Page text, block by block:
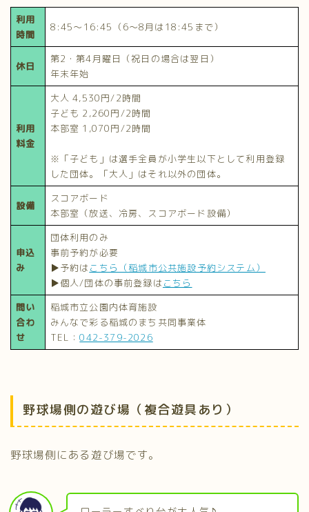
利用
時間
8:45～16:45（6～8月は18:45まで）
休日
第2・第4月曜日（祝日の場合は翌日）
年末年始
利用
料金
大人 4,530円/2時間
子ども 2,260円/2時間
本部室 1,070円/2時間
※「子ども」は選手全員が小学生以下として利用登録
した団体。「大人」はそれ以外の団体。
設備
スコアボード
本部室（放送、冷房、スコアボード設備）
申込
み
団体利用のみ
事前予約が必要
▶予約は こちら（稲城市公共施設予約システム）
▶個人/団体の事前登録は こちら
問い
合わ
せ
稲城市立公園内体育施設
みんなで彩る稲城のまち共同事業体
TEL：042-379-2026
野球場側の遊び場（複合遊具あり）
野球場側にある遊び場です。